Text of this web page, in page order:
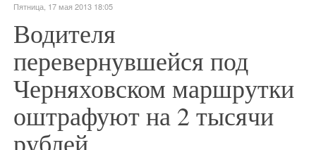
Пятница, 17 мая 2013 18:05
Водителя
перевернувшейся под
Черняховском маршрутки
оштрафуют на 2 тысячи
рублей